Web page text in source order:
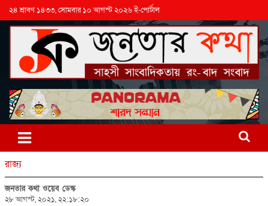
২৪ শ্রাবণ ১৪৩৩, সোমবার ১০ আগস্ট ২০২৬ ই-পোর্টাল
রাজ্য
জনতার কথা ওয়েব ডেস্ক
২৮ আগস্ট, ২০২১, ২২:১৮:২০